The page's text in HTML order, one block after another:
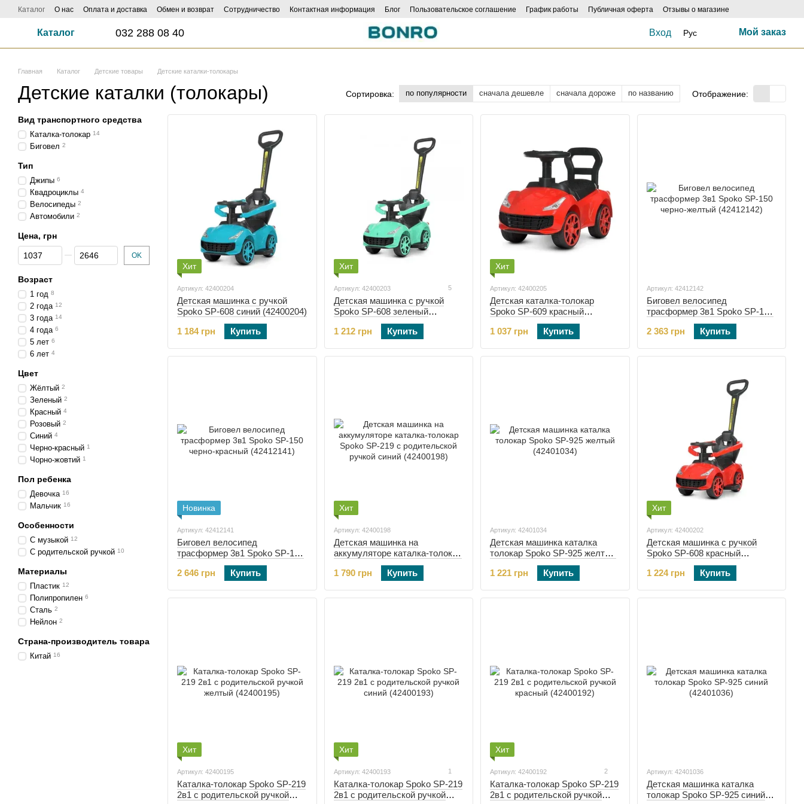
Перейти к основному контенту
Каталог О нас Оплата и доставка Обмен и возврат Сотрудничество Контактная информация Блог Пользовательское соглашение График работы Публичная оферта
Отзывы о магазине
Каталог 032 288 08 40 Вход Рус Мой заказ
Главная Каталог Детские товары Детские каталки-толокары
Детские каталки (толокары) Сортировка: по популярности сначала дешевле сначала дороже по названию Отображение:
Хит
Артикул: 42400204
Детская машинка с ручкой
Spoko SP-608 синий (42400204)
1 184 грн
Купить
Хит
Артикул: 42400203 5
Детская машинка с ручкой
Spoko SP-608 зеленый
1 212 грн
Купить
Хит
Артикул: 42400205
Детская каталка-толокар
Spoko SP-609 красный
1 037 грн
Купить
Артикул: 42412142
Биговел велосипед
трасформер 3в1 Spoko SP-150
черно-желтый (42412142)
2 363 грн
Купить
Новинка
Артикул: 42412141
Биговел велосипед
трасформер 3в1 Spoko SP-150
черно-красный (42412141)
2 646 грн
Купить
Хит
Артикул: 42400198
Детская машинка на
аккумуляторе каталка-толокар
Spoko SP-219 с родительской
ручкой синий (42400198)
1 790 грн Купить
Артикул: 42401034
Детская машинка каталка
толокар Spoko SP-925 желтый
1 221 грн
Купить
Хит
Артикул: 42400202
Детская машинка с ручкой
Spoko SP-608 красный
1 224 грн
Купить
Хит
Артикул: 42400195
Каталка-толокар Spoko SP-219
2в1 с родительской ручкой
Хит
Артикул: 42400193 1
Каталка-толокар Spoko SP-219
2в1 с родительской ручкой
Хит
Артикул: 42400192 2
Каталка-толокар Spoko SP-219
2в1 с родительской ручкой
Артикул: 42401036
Детская машинка каталка
толокар Spoko SP-925 синий
Вид транспортного средства
Каталка-толокар 14
Биговел 2
Тип
Джипы 6
Квадроциклы 4
Велосипеды 2
Автомобили 2
Цена, грн
От Цена, грн
До Цена, грн OK
Возраст
1 год 8
2 года 12
3 года 14
4 года 6
5 лет 6
6 лет 4
Цвет
Жёлтый 2
Зеленый 2
Красный 4
Розовый 2
Синий 4
Черно-красный 1
Чорно-жовтий 1
Пол ребенка
Девочка 16
Мальчик 16
Особенности
С музыкой 12
С родительской ручкой 10
Материалы
Пластик 12
Полипропилен 6
Сталь 2
Нейлон 2
Страна-производитель товара
Китай 16